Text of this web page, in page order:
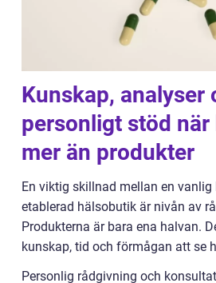
Kunskap, analyser
personligt stöd när
mer än produkter
En viktig skillnad mellan en vanlig
etablerad hälsobutik är nivån av
Produkterna är bara ena halvan.
kunskap, tid och förmågan att se
Personlig rådgivning och